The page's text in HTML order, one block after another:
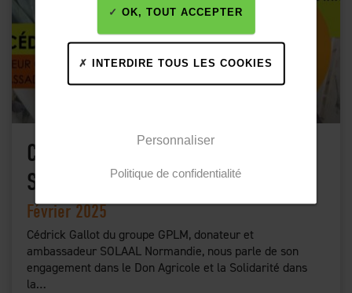
Cédrick GALLOT ambassadeur de
SOLAAL Normandie
Février 2025
Cédrick Gallot du groupe GPLM, donateur et
ambassadeur SOLAAL Normandie, nous parle de son
engagement dans le Don Agricole et la Solidarité dans
la…
OK, TOUT ACCEPTER
INTERDIRE TOUS LES COOKIES
Personnaliser
Politique de confidentialité